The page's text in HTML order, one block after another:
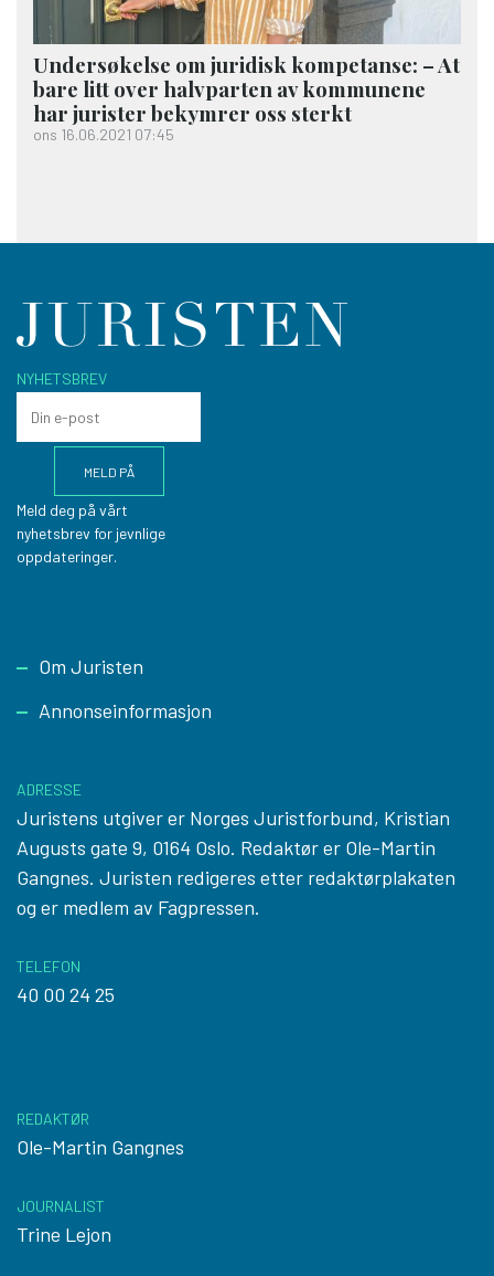
Undersøkelse om juridisk kompetanse: – At
bare litt over halvparten av kommunene
har jurister bekymrer oss sterkt
ons 16.06.2021 07:45
NYHETSBREV
Meld deg på vårt
nyhetsbrev for jevnlige
oppdateringer.
Footer
Om Juristen
Annonseinformasjon
ADRESSE
Juristens utgiver er Norges Juristforbund, Kristian
Augusts gate 9, 0164 Oslo. Redaktør er Ole-Martin
Gangnes. Juristen redigeres etter redaktørplakaten
og er medlem av Fagpressen.
TELEFON
40 00 24 25
REDAKTØR
Ole-Martin Gangnes
JOURNALIST
Trine Lejon